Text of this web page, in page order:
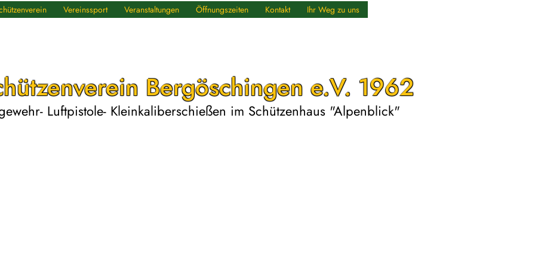
Vereinssport Veranstaltungen Öffnungszeiten Kontakt Ihr Weg zu uns
Bergöschingen e.V. 1962
Luftpistole- Kleinkaliberschießen im Schützenhaus "Alpenblick"